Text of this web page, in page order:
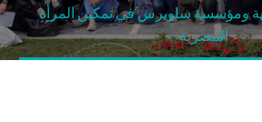
ومؤسسة ساويرس في تمكين المرأة
المصرية